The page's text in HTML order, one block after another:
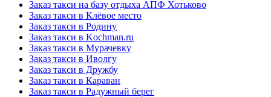
Заказ такси на базу отдыха АПФ Хотьково
Заказ такси в Клёвое место
Заказ такси в Родину
Заказ такси в Kochman.ru
Заказ такси в Мурачевку
Заказ такси в Иволгу
Заказ такси в Дружбу
Заказ такси в Караван
Заказ такси в Радужный берег